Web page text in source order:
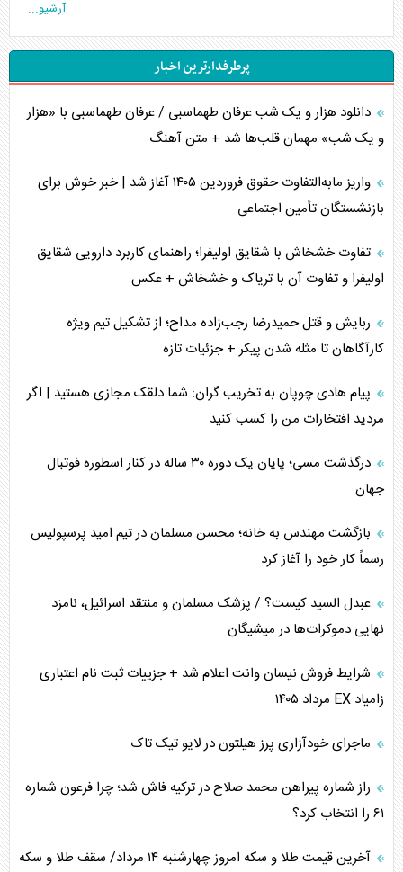
چگونه عربستان برابر ایران دچار خطای محاسباتی شد؟
جاده ابریشم فضایی/ نفوذ راهبردی و فرازمینی چین
انصارالله و تثبیت معادله «محاصره برابر محاصره»
مصالحه نافرجام سعودی – اماراتی
محدودیت صادرات نفت عربستان
پشت‌پرده خشم ترامپ از رسانه‌های منتقد
چگونه مقاومت صحنه جنگ را تغییر می‌دهد؟
جنگ رمضان و معضل حضور نظامیان آمریکایی
تحلیل جامع پدیده تراستی‌ها
تأثیر جنگ ایران و آمریکا بر اقتصاد جهانی
اربعین، کابوس مشترک تل‌آویو-واشنگتن
آرشیو...
پرطرفدارترین اخبار
دانلود هزار و یک شب عرفان طهماسبی / عرفان طهماسبی با «هزار
و یک شب» مهمان قلب‌ها شد + متن آهنگ
واریز مابه‌التفاوت حقوق فروردین ۱۴۰۵ آغاز شد | خبر خوش برای
بازنشستگان تأمین اجتماعی
تفاوت خشخاش با شقایق اولیفرا؛ راهنمای کاربرد دارویی شقایق
اولیفرا و تفاوت آن با تریاک و خشخاش + عکس
ربایش و قتل حمیدرضا رجب‌زاده مداح؛ از تشکیل تیم ویژه
کارآگاهان تا مثله شدن پیکر + جزئیات تازه
پیام هادی چوپان به تخریب گران: شما دلقک مجازی هستید | اگر
مردید افتخارات من را کسب کنید
درگذشت مسی؛ پایان یک دوره ۳۰ ساله در کنار اسطوره فوتبال
جهان
بازگشت مهندس به خانه؛ محسن مسلمان در تیم امید پرسپولیس
رسماً کار خود را آغاز کرد
عبدل السید کیست؟ / پزشک مسلمان و منتقد اسرائیل، نامزد
نهایی دموکرات‌ها در میشیگان
شرایط فروش نیسان وانت اعلام شد + جزییات ثبت نام اعتباری
زامیاد EX مرداد ۱۴۰۵
ماجرای خودآزاری پرز هیلتون در لایو تیک تاک
راز شماره پیراهن محمد صلاح در ترکیه فاش شد؛ چرا فرعون شماره
۶۱ را انتخاب کرد؟
آخرین قیمت طلا و سکه امروز چهارشنبه ۱۴ مرداد/ سقف طلا و سکه